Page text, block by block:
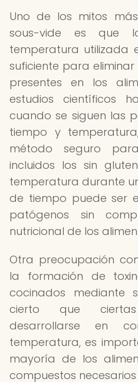
Uno de los mitos
sous-vide es que
temperatura utilizada
suficiente para
presentes en los
estudios científicos
cuando se siguen las
tiempo y
método seguro
incluidos los sin
temperatura durante
de tiempo puede ser
patógenos sin
nutricional de los
Otra preocupación
la formación de
cocinados mediante
cierto que
desarrollarse en
temperatura, es
mayoría de los
compuestos